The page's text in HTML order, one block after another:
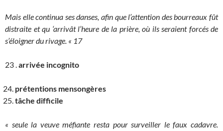
Mais elle continua ses danses, afin que l’attention des bourreaux fût
distraite et qu ‘arrivât l’heure de la prière, où ils seraient forcés de
s’éloigner du rivage. « 17
23 .arrivée incognito
prétentions mensongères
tâche difficile
« seule la veuve méfiante resta pour surveiller le faux cadavre.